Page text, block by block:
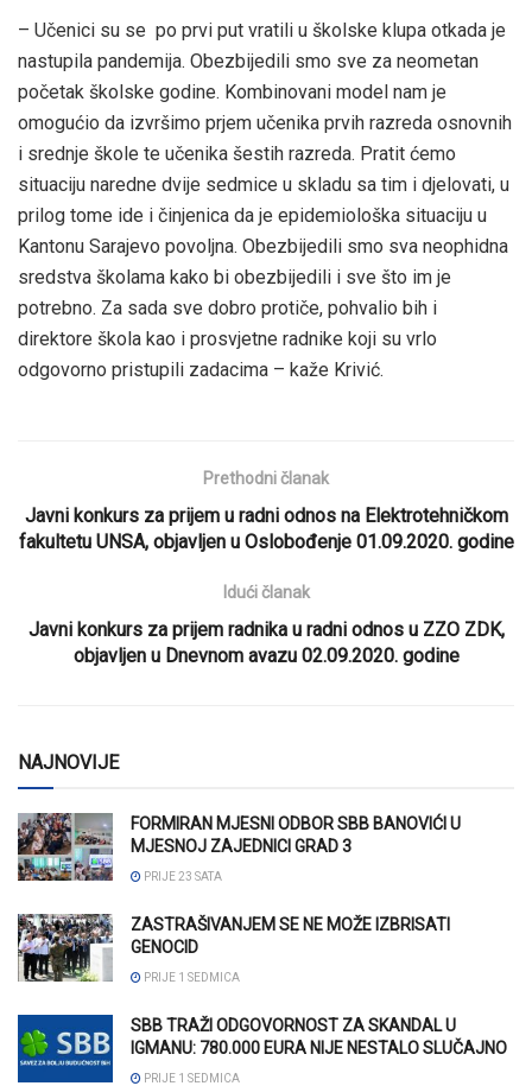
– Učenici su se po prvi put vratili u školske klupa otkada je
nastupila pandemija. Obezbijedili smo sve za neometan
početak školske godine. Kombinovani model nam je
omogućio da izvršimo prjem učenika prvih razreda osnovnih
i srednje škole te učenika šestih razreda. Pratit ćemo
situaciju naredne dvije sedmice u skladu sa tim i djelovati, u
prilog tome ide i činjenica da je epidemiološka situaciju u
Kantonu Sarajevo povoljna. Obezbijedili smo sva neophidna
sredstva školama kako bi obezbijedili i sve što im je
potrebno. Za sada sve dobro protiče, pohvalio bih i
direktore škola kao i prosvjetne radnike koji su vrlo
odgovorno pristupili zadacima – kaže Krivić.
Prethodni članak
Javni konkurs za prijem u radni odnos na Elektrotehničkom
fakultetu UNSA, objavljen u Oslobođenje 01.09.2020. godine
Idući članak
Javni konkurs za prijem radnika u radni odnos u ZZO ZDK,
objavljen u Dnevnom avazu 02.09.2020. godine
NAJNOVIJE
FORMIRAN MJESNI ODBOR SBB BANOVIĆI U
MJESNOJ ZAJEDNICI GRAD 3
PRIJE 23 SATA
ZASTRAŠIVANJEM SE NE MOŽE IZBRISATI
GENOCID
PRIJE 1 SEDMICA
SBB TRAŽI ODGOVORNOST ZA SKANDAL U
IGMANU: 780.000 EURA NIJE NESTALO SLUČAJNO
PRIJE 1 SEDMICA